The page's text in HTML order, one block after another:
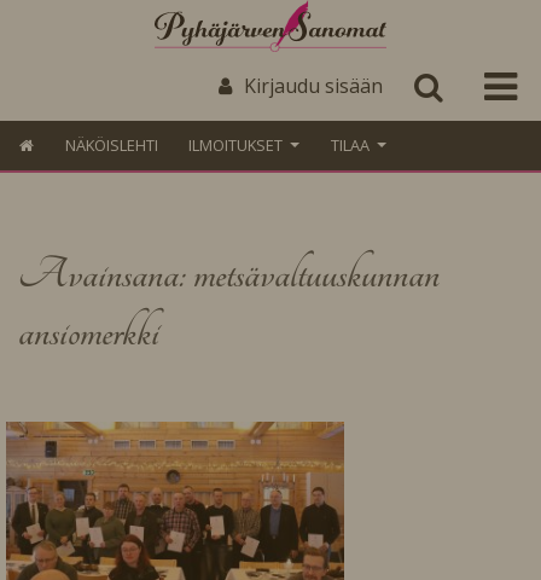
Kirjaudu sisään
NÄKÖISLEHTI ILMOITUKSET TILAA
Avainsana: metsävaltuuskunnan
ansiomerkki